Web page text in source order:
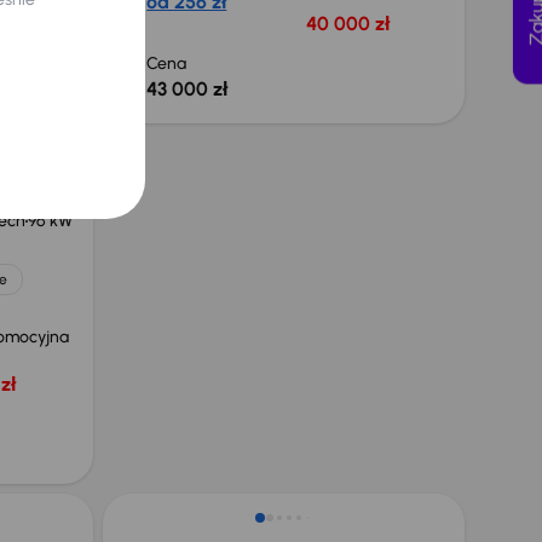
40 000 zł
Cena
43 000 zł
96 kW